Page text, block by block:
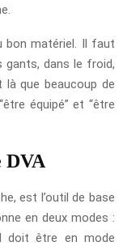
bon matériel. Il faut
gants, dans le froid,
là que beaucoup de
équipé” et “être
DVA
est l’outil de base
en deux modes :
doit être en mode